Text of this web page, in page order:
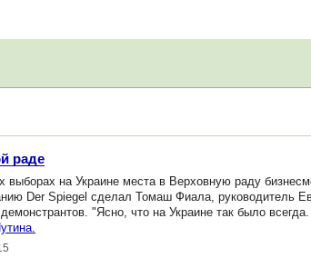
раде
на Украине места в Верховную раду
Der Spiegel сделал Томаш Фиала, руководитель
"Ясно, что на Украине так было